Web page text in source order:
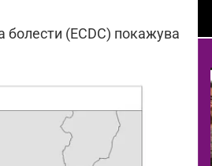
(ECDC) покажува